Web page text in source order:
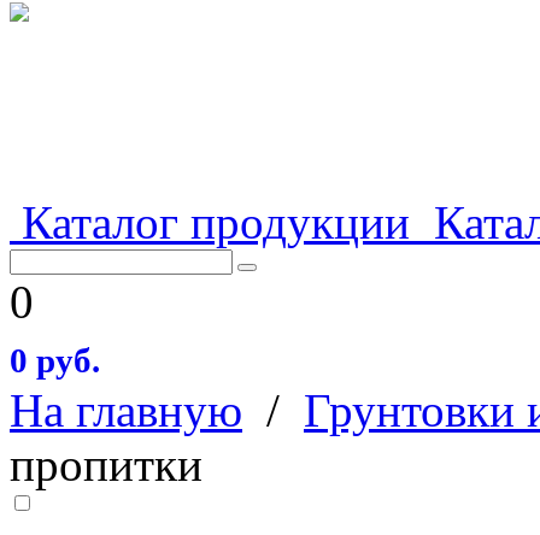
Каталог продукции
0
0 руб.
На главную / Грунтовки
пропитки